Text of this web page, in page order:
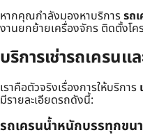
หากคุณกำลังมองหาบริการรถ
งานยกย้ายเครื่องจักร ติดตั้งโ
บริการเช่ารถเครน
เราคือตัวจริงเรื่องการให้บริการ
มีรายละเอียดรถดังนี้:
รถเครนน้ำหนักบรรทุกขน